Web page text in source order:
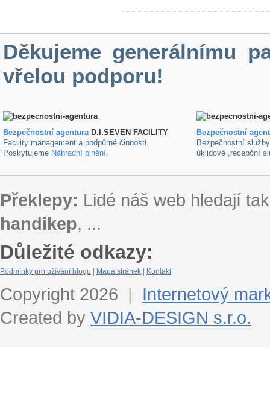
Děkujeme generálnímu
vřelou podporu!
Bezpečnostní agenturaD.I.SEVEN FACILITY
Facility management a podpůrné činnosti.
Poskytujeme Náhradní plnění.
Bezpečnostní
Bezpečnostní
úklidové ,recepční
Překlepy: Lidé náš web hledají
handikep, ...
Důležité odkazy:
Podmínky pro užívání blogu Mapa stránek Kontakt
Copyright 2026 |
Internetový
Created by VIDIA-DESIGN s.r.o.